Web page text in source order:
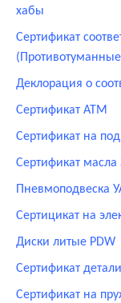
хабы
Сертификат
Деклорация о
Сертификат АТМ
Сертификат на
Cертификат
Пневмоподвеска
Сертицикат на
Диски литые PDW
Сертификат
Сертификат на